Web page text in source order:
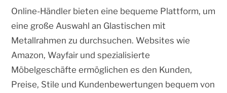
Online-Händler bieten eine bequeme Plattform, um
eine große Auswahl an Glastischen mit
Metallrahmen zu durchsuchen. Websites wie
Amazon, Wayfair und spezialisierte
Möbelgeschäfte ermöglichen es den Kunden,
Preise, Stile und Kundenbewertungen bequem von